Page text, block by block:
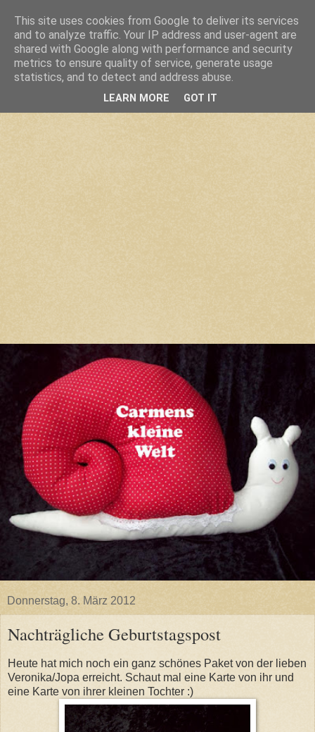
Donnerstag, 8. März 2012
Nachträgliche Geburtstagspost
Heute hat mich noch ein ganz schönes Paket von der lieben
Veronika/Jopa erreicht. Schaut mal eine Karte von ihr und
eine Karte von ihrer kleinen Tochter :)
This site uses cookies from Google to deliver its services
and to analyze traffic. Your IP address and user-agent are
shared with Google along with performance and security
metrics to ensure quality of service, generate usage
statistics, and to detect and address abuse.
LEARN MORE GOT IT